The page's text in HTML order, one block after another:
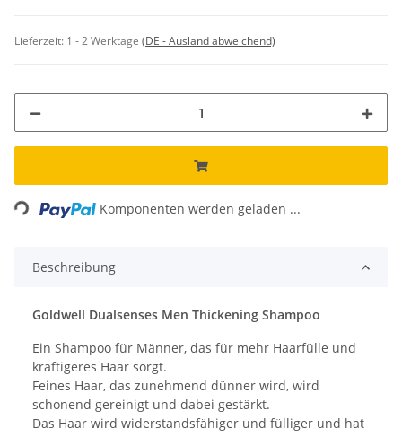
Lieferzeit: 1 - 2 Werktage (DE - Ausland abweichend)
Komponenten werden geladen ...
Beschreibung
Goldwell Dualsenses Men Thickening Shampoo
Ein Shampoo für Männer, das für mehr Haarfülle und
kräftigeres Haar sorgt.
Feines Haar, das zunehmend dünner wird, wird
schonend gereinigt und dabei gestärkt.
Das Haar wird widerstandsfähiger und fülliger und hat